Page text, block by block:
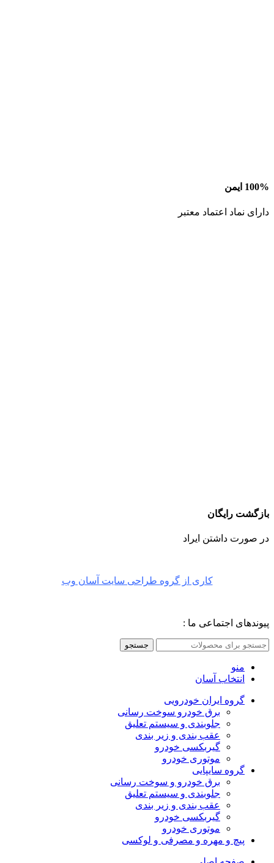
100% ایمن
دارای نماد اعتماد معتبر
بازگشت رایگان
در صورت داشتن ایراد
کاری از گروه طراحی سایت آسان وب
پیوندهای اجتماعی ما :
جستجو
منو
انتخاب آسان
گروه ایران خودرویی
برق خودرو سوخت رسانی
جلوبندی و سیستم تعلیق
عقب بندی و زیر بندی
گیربکسی خودرو
موتوری خودرو
گروه سایپایی
برق خودرو و سوخت رسانی
جلوبندی و سیستم تعلیق
عقب بندی و زیر بندی
گیربکسی خودرو
موتوری خودرو
پیچ و مهره و مصرفی و لوکسی